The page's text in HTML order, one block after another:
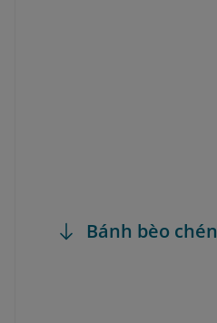
Bánh bèo chén